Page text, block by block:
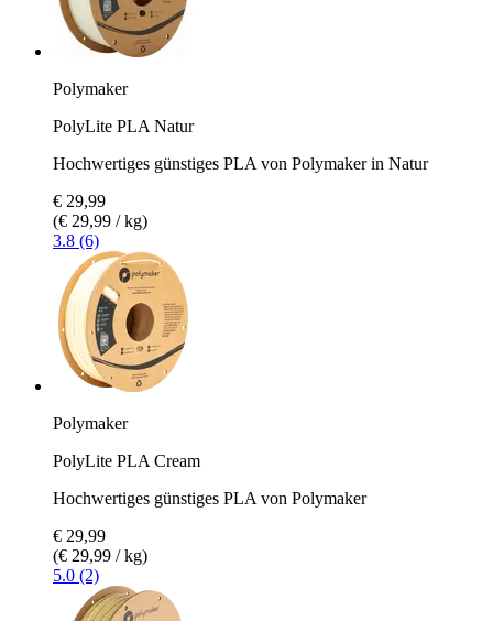
Polymaker
PolyLite PLA Natur
Hochwertiges günstiges PLA von Polymaker in Natur
€ 29,99
(€ 29,99 / kg)
3.8 (6)
Polymaker
PolyLite PLA Cream
Hochwertiges günstiges PLA von Polymaker
€ 29,99
(€ 29,99 / kg)
5.0 (2)